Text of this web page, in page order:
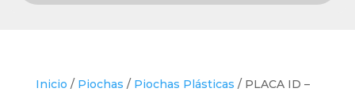
Inicio / Piochas / Piochas Plásticas / PLACA ID –